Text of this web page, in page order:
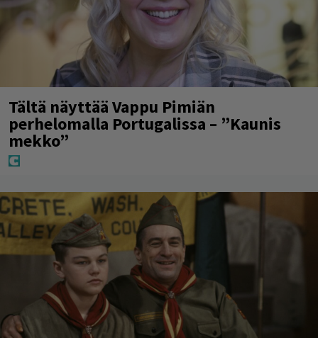
Tältä näyttää Vappu Pimiän
perhelomalla Portugalissa – ”Kaunis
mekko”